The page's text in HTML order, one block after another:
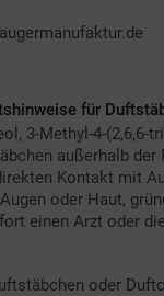
für
3-Methyl-4-(2,6,6-
außerhalb
Kontakt mit
oder Haut,
einen Arzt oder
oder